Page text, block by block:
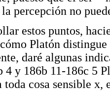
percepción no
estos puntos,
Platón
daré algunas
4 y 186b 11-186c 5
toda cosa sensible